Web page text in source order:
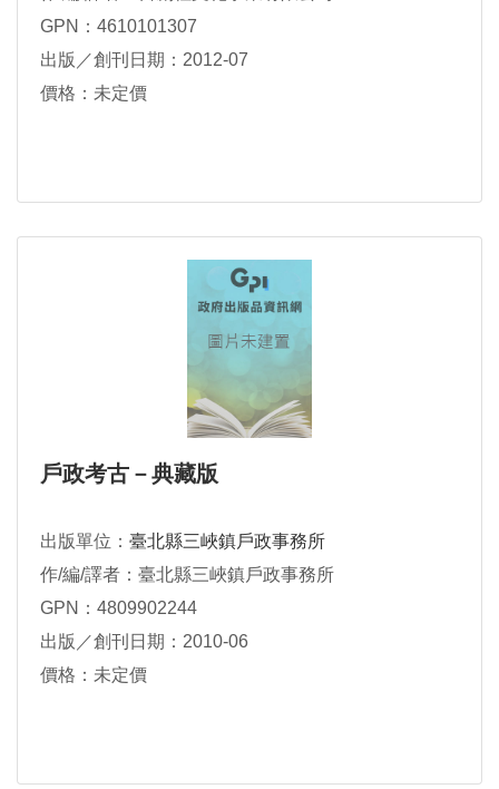
GPN：4610101307
出版／創刊日期：2012-07
價格：未定價
戶政考古－典藏版
出版單位： 臺北縣三峽鎮戶政事務所
作/編/譯者：臺北縣三峽鎮戶政事務所
GPN：4809902244
出版／創刊日期：2010-06
價格：未定價